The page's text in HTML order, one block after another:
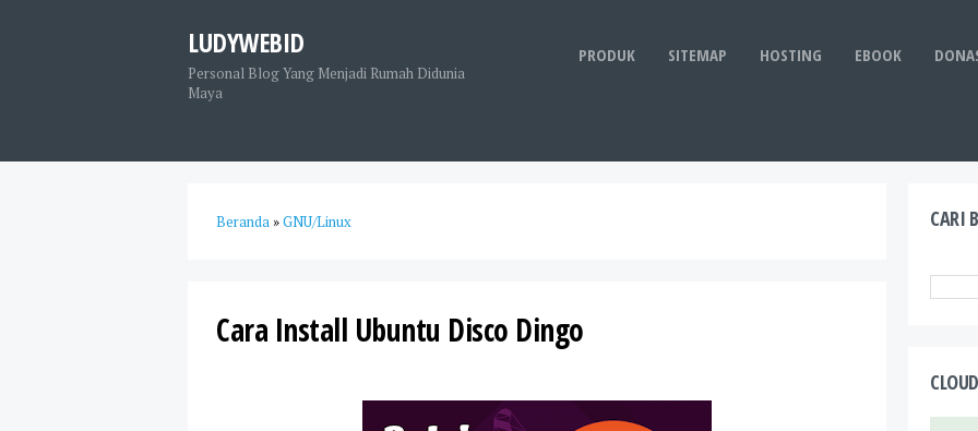
LUDYWEBID
Personal Blog Yang Menjadi Rumah Didunia
Maya
EBOOK
HOSTING
SITEMAP
PRODUK
Beranda»GNU/Linux
Cara Install Ubuntu Disco Dingo
CARI